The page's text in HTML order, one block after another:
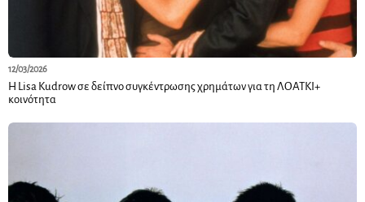
12/03/2026
H Lisa Kudrow σε δείπνο συγκέντρωσης χρημάτων για τη ΛΟΑΤΚΙ+
κοινότητα